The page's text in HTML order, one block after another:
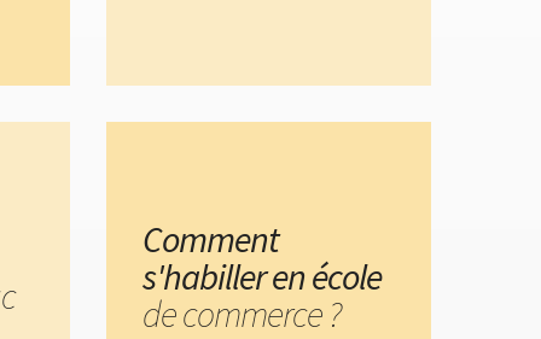
Comment
s'habiller en école
de commerce ?